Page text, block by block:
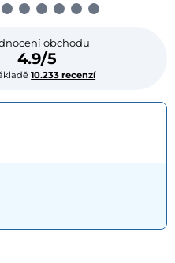
obchodu
4.9/5
10.233 recenzí